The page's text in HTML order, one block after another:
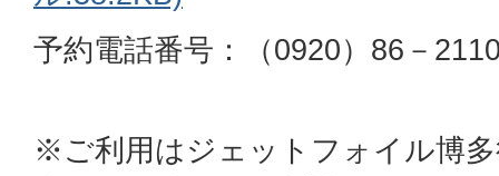
予約電話番号：（0920）86－
※ご利用はジェットフォイル博